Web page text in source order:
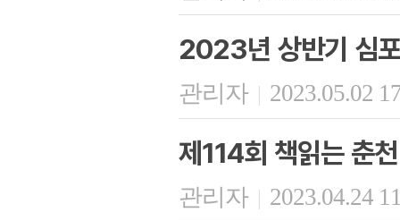
2023년 상반기 심
관리자 | 2023.05.02
제114회 책읽는 춘천
관리자 | 2023.04.24